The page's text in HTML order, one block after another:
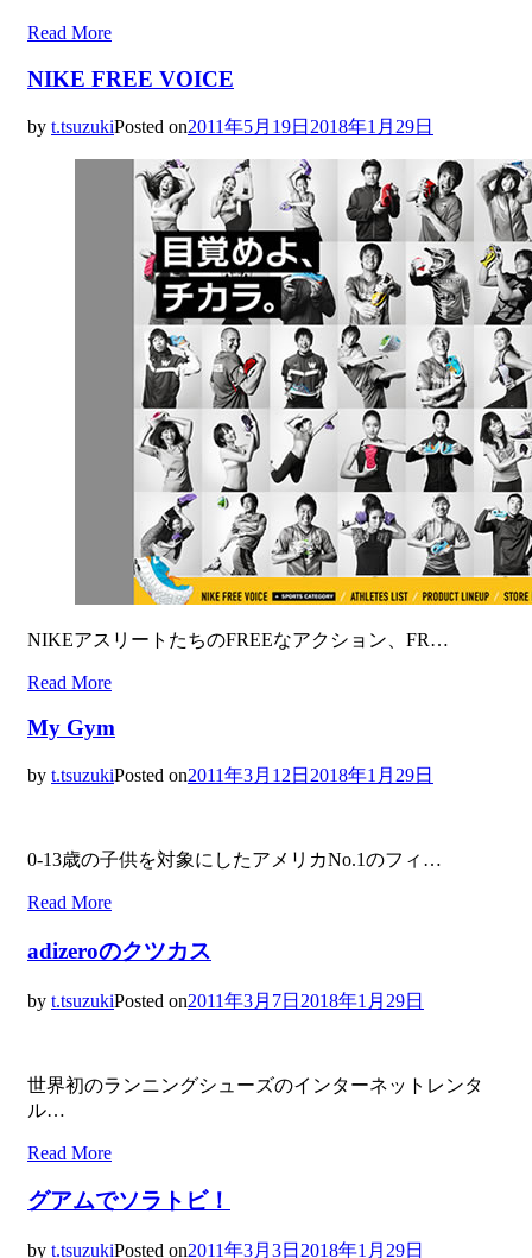
Read More
NIKE FREE VOICE
by t.tsuzukiPosted on2011年5月19日 2018年1月29日
NIKEアスリートたちのFREEなアクション、FR…
Read More
My Gym
by t.tsuzukiPosted on2011年3月12日 2018年1月29日
0-13歳の子供を対象にしたアメリカNo.1のフィ…
Read More
adizeroのクツカス
by t.tsuzukiPosted on2011年3月7日 2018年1月29日
世界初のランニングシューズのインターネットレンタ
ル…
Read More
グアムでソラトビ！
by t.tsuzukiPosted on2011年3月3日 2018年1月29日